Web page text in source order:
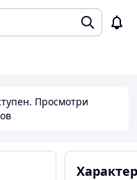
Просмотри